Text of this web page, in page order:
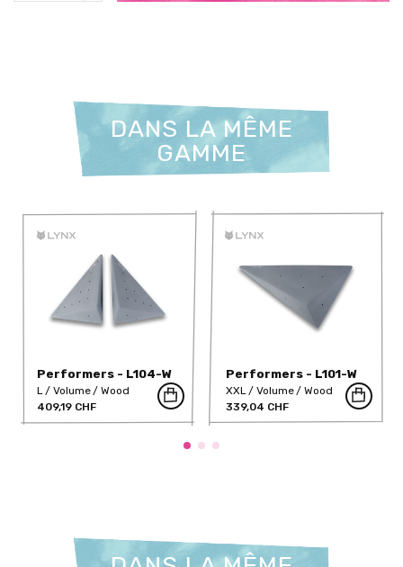
DANS LA MÊME
GAMME
Performers - L104-W
L Volume
Wood
409,19 CHF
Performers - L101-W
XXL Volume
Wood
339,04 CHF